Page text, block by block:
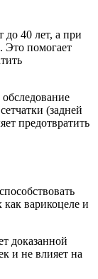
до 40 лет, а при
Это помогает
(задней
предотвратить
варикоцеле и
доказанной
и не влияет на